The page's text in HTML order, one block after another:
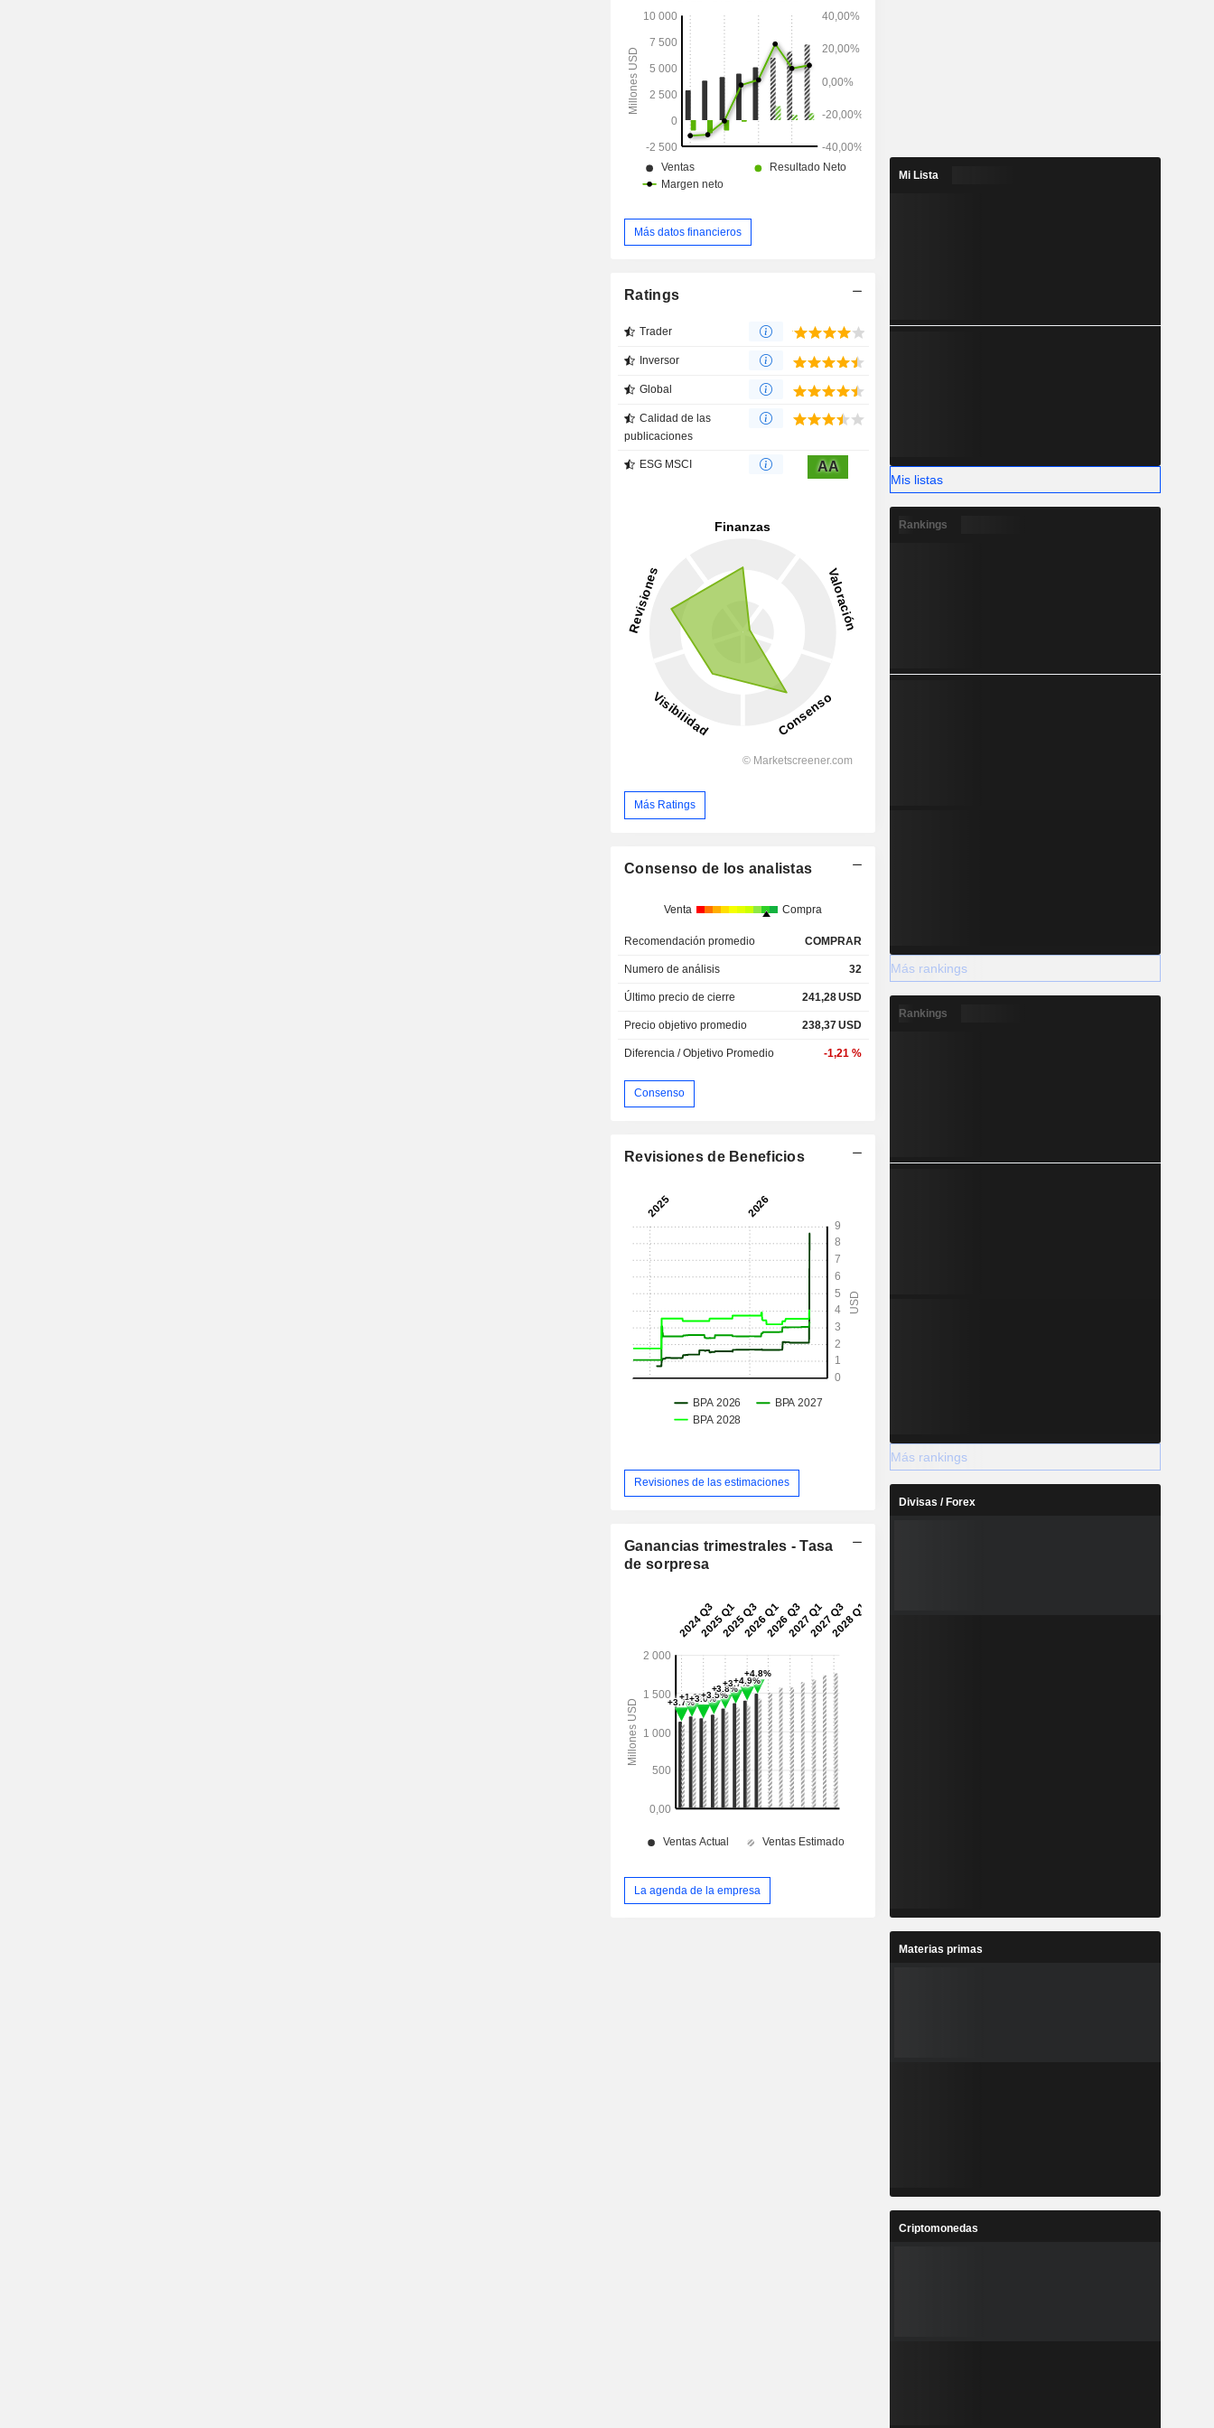
usuario. Su Twilio Flex es un centro de
interacción digital para todo el recorrido del
cliente. Twilio Segment es una plataforma de
datos de clientes que proporciona a las
empresas las herramientas necesarias para
aprovechar el potencial de los datos
contextuales, unificando en un perfil la
información en tiempo real recopilada a lo largo
del recorrido de cada cliente.
Más datos financieros
Ratings
Trader
Inversor
Global
Calidad de las
publicaciones
ESG MSCI AA
Más Ratings
Consenso de los analistas
Venta Compra
Recomendación promedio COMPRAR
Numero de análisis 32
Último precio de cierre 241,28USD
Precio objetivo promedio 238,37USD
Diferencia / Objetivo Promedio -1,21 %
Consenso
Revisiones de Beneficios
Revisiones de las estimaciones
Ganancias trimestrales - Tasa
de sorpresa
La agenda de la empresa
Mi Lista
Mis listas
Rankings
Más rankings
Rankings
Más rankings
Divisas / Forex
Materias primas
Criptomonedas